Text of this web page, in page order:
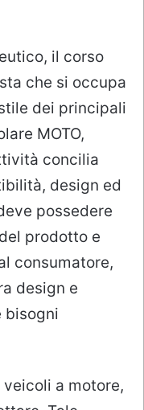
il corso
che si occupa
dei principali
MOTO,
concilia
design ed
possedere
prodotto e
consumatore,
design e
bisogni
a motore,